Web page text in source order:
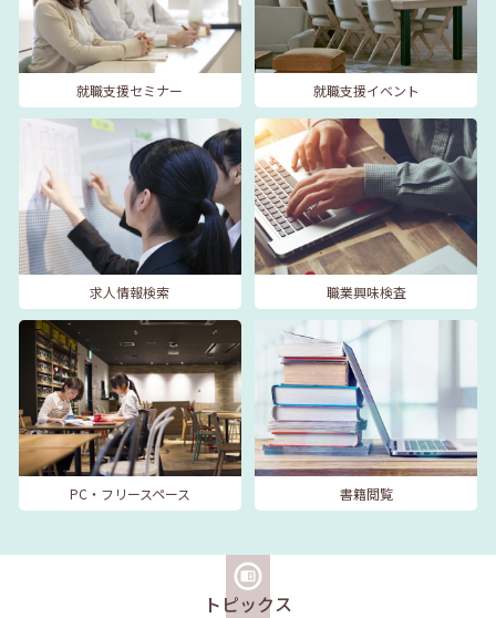
就職支援セミナー 就職支援イベント
求人情報検索 職業興味検査
PC・フリースペース 書籍閲覧
トピックス